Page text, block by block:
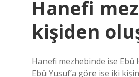
Hanefi
kişiden
Hanefi mezhebinde ise Ebû
Ebû Yusuf’a göre ise iki